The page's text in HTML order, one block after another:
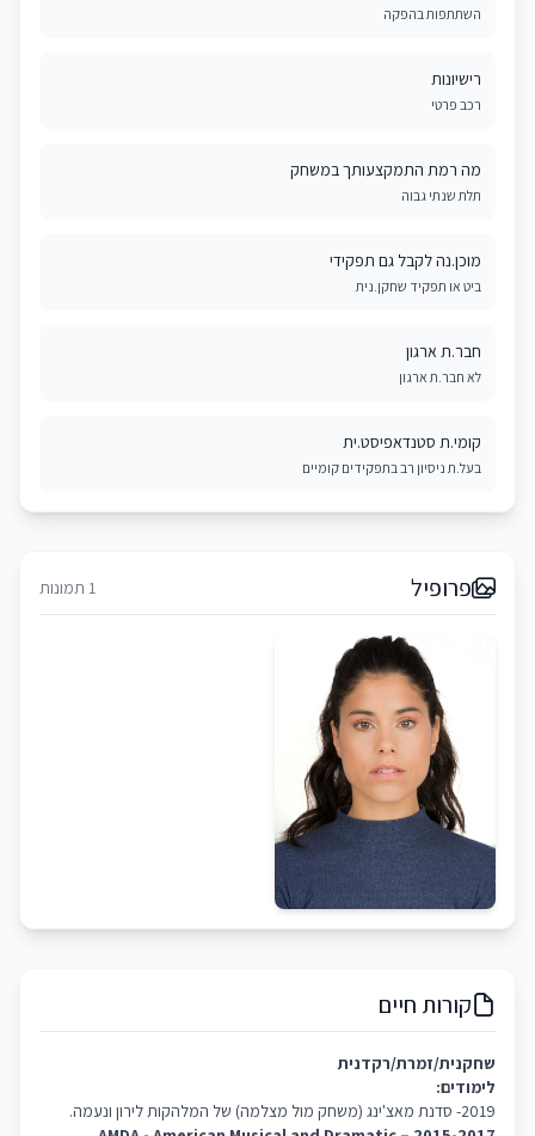
השתתפות בהפקה
רישיונות
רכב פרטי
מה רמת התמקצעותך במשחק
תלת שנתי גבוה
מוכן.נה לקבל גם תפקידי
ביט או תפקיד שחקן.נית
חבר.ת ארגון
לא חבר.ת ארגון
קומי.ת סטנדאפיסט.ית
בעל.ת ניסיון רב בתפקידים קומיים
פרופיל 1 תמונות
קורות חיים
שחקנית/זמרת/רקדנית
לימודים:
2019- סדנת מאצ'ינג (משחק מול מצלמה) של המלהקות לירון ונעמה.